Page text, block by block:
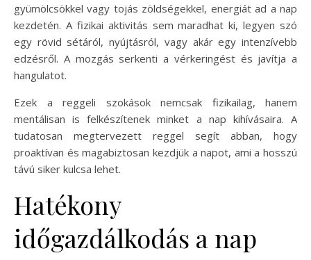
gyümölcsökkel vagy tojás zöldségekkel, energiát ad a nap
kezdetén. A fizikai aktivitás sem maradhat ki, legyen szó
egy rövid sétáról, nyújtásról, vagy akár egy intenzívebb
edzésről. A mozgás serkenti a vérkeringést és javítja a
hangulatot.
Ezek a reggeli szokások nemcsak fizikailag, hanem
mentálisan is felkészítenek minket a nap kihívásaira. A
tudatosan megtervezett reggel segít abban, hogy
proaktívan és magabiztosan kezdjük a napot, ami a hosszú
távú siker kulcsa lehet.
Hatékony
időgazdálkodás a nap